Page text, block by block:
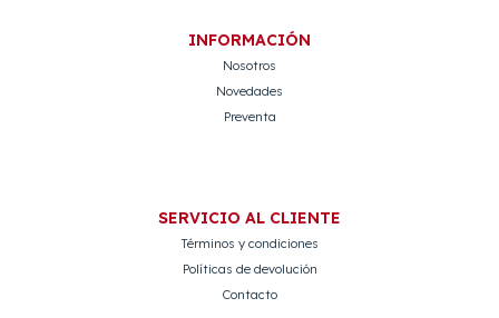
INFORMACIÓN
Nosotros
Novedades
Preventa
SERVICIO AL CLIENTE
Términos y condiciones
Políticas de devolución
Contacto